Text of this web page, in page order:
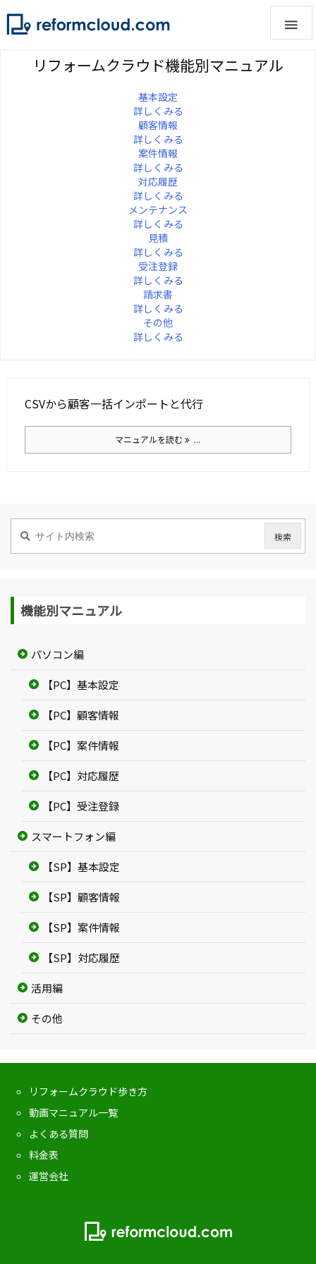

リフォームクラウド機能別マニュアル
基本設定
詳しくみる
顧客情報
詳しくみる
案件情報
詳しくみる
対応履歴
詳しくみる
メンテナンス
詳しくみる
見積
詳しくみる
受注登録
詳しくみる
請求書
詳しくみる
その他
詳しくみる
CSVから顧客一括インポートと代行
マニュアルを読む ...
機能別マニュアル
パソコン編
【PC】基本設定
【PC】顧客情報
【PC】案件情報
【PC】対応履歴
【PC】受注登録
スマートフォン編
【SP】基本設定
【SP】顧客情報
【SP】案件情報
【SP】対応履歴
活用編
その他
リフォームクラウド歩き方
動画マニュアル一覧
よくある質問
料金表
運営会社